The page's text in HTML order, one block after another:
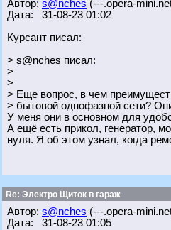
Автор: s@nches (---.opera-
Дата: 31-08-23 01:02
Курсант писал:
> s@nches писал:
>
>
> Еще вопрос, в чем
> бытовой однофазной сети?
У меня они в основном для
А ещё есть прикол, генератор,
нуля. Я об этом узнал, когда
Re: Электро Щиток в гараж
Автор: s@nches (---.opera-
Дата: 31-08-23 01:05